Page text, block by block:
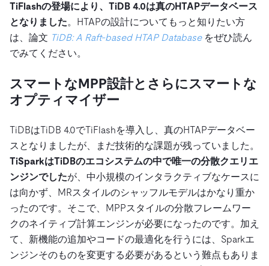
TiFlashの登場により、TiDB 4.0は真のHTAPデータベース
となりました。HTAPの設計についてもっと知りたい方
は、論文 TiDB: A Raft-based HTAP Databaseをぜひ読ん
でみてください。
スマートなMPP設計とさらにスマートな
オプティマイザー
TiDBはTiDB 4.0でTiFlashを導入し、真のHTAPデータベー
スとなりましたが、まだ技術的な課題が残っていました。
TiSparkはTiDBのエコシステムの中で唯一の分散クエリエ
ンジンでしたが、中小規模のインタラクティブなケースに
は向かず、MRスタイルのシャッフルモデルはかなり重か
ったのです。そこで、MPPスタイルの分散フレームワー
クのネイティブ計算エンジンが必要になったのです。加え
て、新機能の追加やコードの最適化を行うには、Sparkエ
ンジンそのものを変更する必要があるという難点もありま